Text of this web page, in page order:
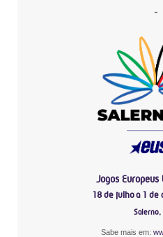
-
Jogos
18 de julho a 1
Salerno,
Sabe mais em: